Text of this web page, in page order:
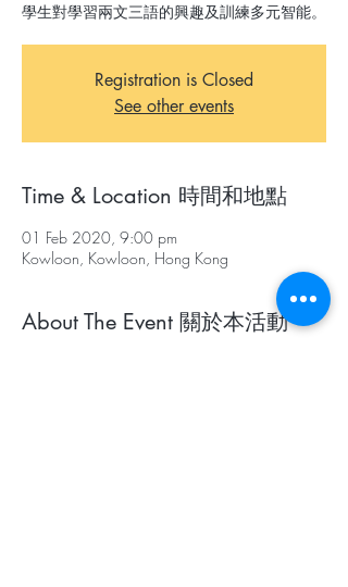
學生對學習兩文三語的興趣及訓練多元智能。
Registration is Closed
See other events
Time & Location 時間和地點
01 Feb 2020, 9:00 pm
Kowloon, Kowloon, Hong Kong
About The Event 關於本活動